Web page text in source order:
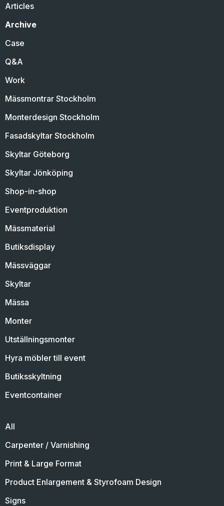
Articles
Archive
Case
Q&A
Work
Mässmontrar Stockholm
Monterdesign Stockholm
Fasadskyltar Stockholm
Skyltar Göteborg
Skyltar Jönköping
Shop-in-shop
Eventproduktion
Mässmaterial
Butiksdisplay
Mässväggar
Skyltar
Mässa
Monter
Utställningsmonter
Hyra möbler till event
Butiksskyltning
Eventcontainer
All
Carpenter / Varnishing
Print & Large Format
Product Enlargement & Styrofoam Design
Signs